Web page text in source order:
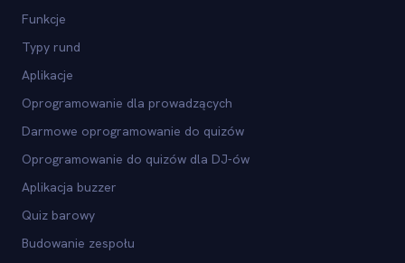
Funkcje
Typy rund
Aplikacje
Oprogramowanie dla prowadzących
Darmowe oprogramowanie do quizów
Oprogramowanie do quizów dla DJ-ów
Aplikacja buzzer
Quiz barowy
Budowanie zespołu